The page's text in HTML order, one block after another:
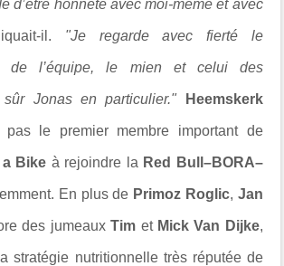
d’être honnête avec moi-même et avec
il. "Je regarde avec fierté le
de l’équipe, le mien et celui des
Jonas en particulier." Heemskerk
pas le premier membre important de
Bike à rejoindre la Red Bull–BORA–
En plus de Primoz Roglic, Jan
des jumeauxTim et Mick Van Dijke,
stratégie nutritionnelle très réputée de